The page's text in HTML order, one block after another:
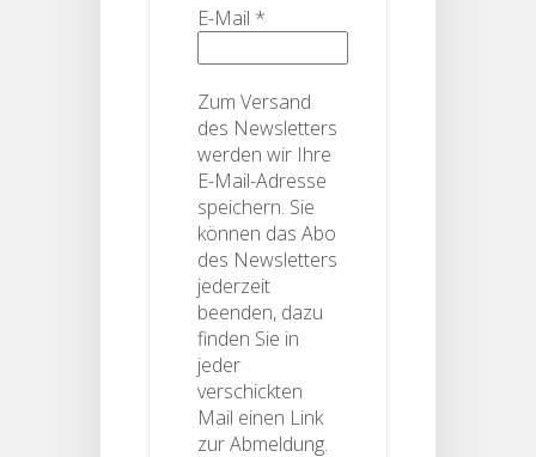
E-Mail *
Zum Versand
des Newsletters
werden wir Ihre
E-Mail-Adresse
speichern. Sie
können das Abo
des Newsletters
jederzeit
beenden, dazu
finden Sie in
jeder
verschickten
Mail einen Link
zur Abmeldung.